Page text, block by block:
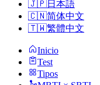
🇯🇵日本語
🇨🇳简体中文
🇹🇼繁體中文
Inicio
Test
Tipos